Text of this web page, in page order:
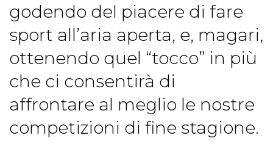
godendo del piacere di fare
sport all’aria aperta, e, magari,
ottenendo quel “tocco” in più
che ci consentirà di
affrontare al meglio le nostre
competizioni di fine stagione.